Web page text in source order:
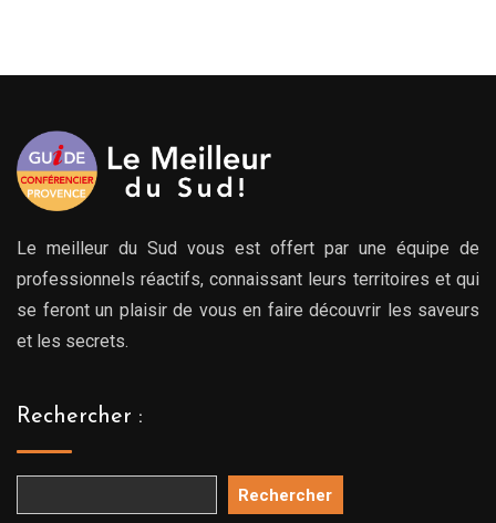
Le meilleur du Sud vous est offert par une équipe de
professionnels réactifs, connaissant leurs territoires et qui
se feront un plaisir de vous en faire découvrir les saveurs
et les secrets.
Rechercher :
Rechercher